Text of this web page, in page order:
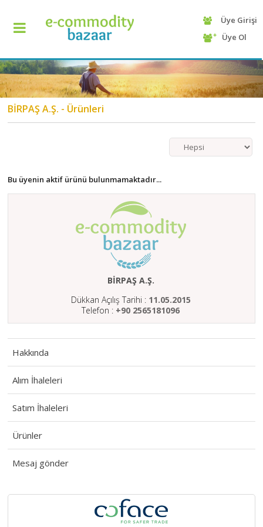
+90
425
13
70
ALIM
İHALELERİ
DUYURULAR
SSS
İLETİŞİM
Üye Girişi
Üye Ol
BİRPAŞ A.Ş. - Ürünleri
Bu üyenin aktif ürünü bulunmamaktadır...
BİRPAŞ A.Ş.
Dükkan Açılış Tarihi : 11.05.2015
Telefon : +90 2565181096
Hakkında
Alım İhaleleri
Satım İhaleleri
Ürünler
Mesaj gönder